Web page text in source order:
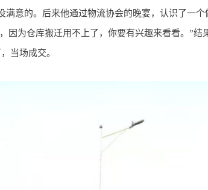
意的。后来他通过物流协会的晚宴，认识了一个
因为仓库搬迁用不上了，你要有兴趣来看看。”结
当场成交。